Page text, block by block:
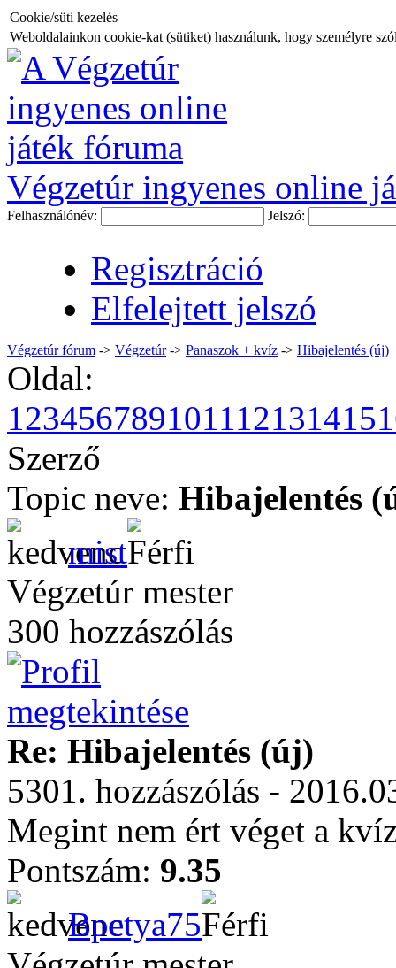
Cookie/süti kezelés
Weboldalainkon cookie-kat (sütiket) használunk, hogy személyre
Végzetúr ingyenes online
Felhasználónév: Jelszó:
Regisztráció
Elfelejtett jelszó
Végzetúr fórum -> Végzetúr-> Panaszok + kvíz -> Hibajelentés (új)
Oldal:
123456789101112131415
Szerző
Topic neve: Hibajelentés
mist
Végzetúr mester
300 hozzászólás
Re: Hibajelentés (új)
5301. hozzászólás -
Megint nem ért véget a
Pontszám: 9.35
Bpetya75